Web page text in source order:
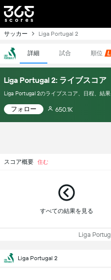
サッカー Liga Portugal 2
詳細 試合 順位
Liga Portugal 2: ライブスコア
Liga Portugal 2のライブスコア、日程、結果
フォロー 650.1K
スコア概要 住む
すべての結果を見る
Liga
Liga Portugal 2